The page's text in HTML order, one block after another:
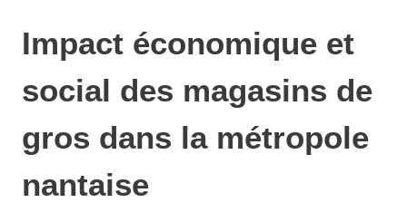
Impact économique et
social des magasins de
gros dans la métropole
nantaise